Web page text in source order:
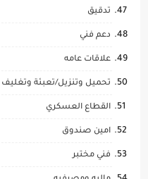
تدقيق
دعم فني
علاقات عامه
تحميل وتنزيل/تعبئة وتغليف
القطاع العسكري
امين صندوق
فني مختبر